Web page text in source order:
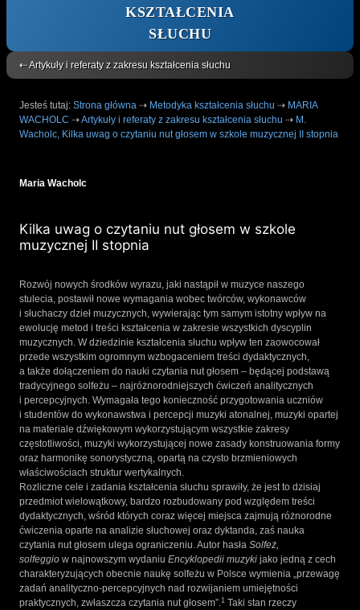
KSZTAŁCENIA
SŁUCHU
⇠ Artykuły i referaty z zakresu kształcenia słuchu
Jesteś tutaj: Strona główna ⇢ Metodyka kształcenia słuchu ⇢ MARIA
WACHOLC ⇢Artykuły i referaty z zakresu kształcenia słuchu ⇢ M.
Wacholc, Kilka uwag o czytaniu nut głosem w szkole muzycznej II stopnia
Maria Wacholc
Kilka uwag o czytaniu nut głosem w szkole
muzycznej II stopnia
Rozwój nowych środków wyrazu, jaki nastąpił w muzyce naszego
stulecia, postawił nowe wymagania wobec twórców, wykonawców
i słuchaczy dzieł muzycznych, wywierając tym samym istotny wpływ na
ewolucję metod i treści kształcenia w zakresie wszystkich dyscyplin
muzycznych. W dziedzinie kształcenia słuchu wpływ ten zaowocował
przede wszystkim ogromnym wzbogaceniem treści dydaktycznych,
a także dołączeniem do nauki czytania nut głosem – będącej podstawą
tradycyjnego solfeżu – najróżnorodniejszych ćwiczeń analitycznych
i percepcyjnych. Wymagała tego konieczność przygotowania uczniów
i studentów do wykonawstwa i percepcji muzyki atonalnej, muzyki opartej
na materiale dźwiękowym wykorzystującym wszystkie zakresy
częstotliwości, muzyki wykorzystującej nowe zasady konstruowania formy
oraz harmonikę sonorystyczną, opartą na czysto brzmieniowych
właściwościach struktur wertykalnych.
Rozliczne cele i zadania kształcenia słuchu sprawiły, że jest to dzisiaj
przedmiot wielowątkowy, bardzo rozbudowany pod względem treści
dydaktycznych, wśród których coraz więcej miejsca zajmują różnorodne
ćwiczenia oparte na analizie słuchowej oraz dyktanda, zaś nauka
czytania nut głosem ulega ograniczeniu. Autor hasła Solfeż,
solfeggio w najnowszym wydaniu Encyklopedii muzyki jako jedną z cech
charakteryzujących obecnie naukę solfeżu w Polsce wymienia „przewagę
zadań analityczno-percepcyjnych nad rozwijaniem umiejętności
praktycznych, zwłaszcza czytania nut głosem”.1 Taki stan rzeczy